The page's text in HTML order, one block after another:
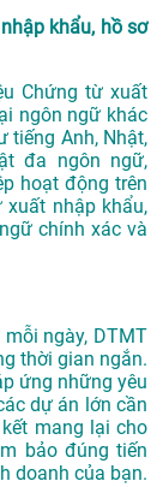
khẩu, hồ sơ
Chứng từ xuất
ngôn ngữ khác
tiếng Anh, Nhật,
đa ngôn ngữ,
hoạt động trên
nhập khẩu,
chính xác và
ngày, DTMT
thời gian ngắn.
ứng những yêu
dự án lớn cần
mang lại cho
bảo đúng tiến
doanh của bạn.